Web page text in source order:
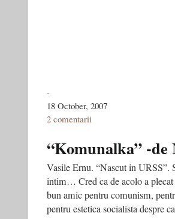
-
18 October, 2007
2 comentarii
“Komunalka” -
Vasile Ernu. “Nascut in URSS”.
intim… Cred ca de acolo a plecat
bun amic pentru comunism,
pentru estetica socialista despre